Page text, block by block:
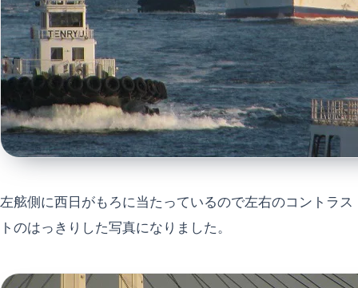
左舷側に西日がもろに当たっているので左右のコントラス
トのはっきりした写真になりました。